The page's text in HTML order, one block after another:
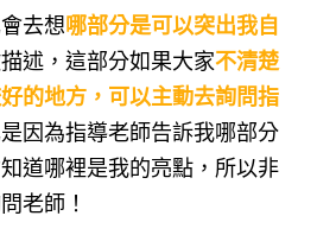
去想哪部分是可以突出我自
述，這部分如果大家不清楚
的地方，可以主動去詢問指
因為指導老師告訴我哪部分
道哪裡是我的亮點，所以非
老師！